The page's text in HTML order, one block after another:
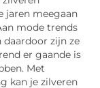
jaren meegaan
mode trends
zijn ze
er gaande is
Met
kan je zilveren